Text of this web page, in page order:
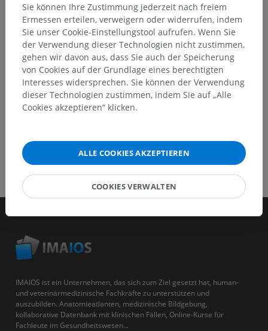
Ein Problem melden
HOLE SIE SICH DIE APP
IMAIOS ist ein Unternehmen, das sich zum Ziel gesetzt hat, human-
und veterinärmedizinische Fachkräfte zu unterstützen und
auszubilden. Anatomieatlanten, medizinische Bildgebung,
kollaborative Datenbank mit klinischen Fällen, Online-Kurse für
Fachleute im Gesundheitswesen...
Sie können Ihre Zustimmung jederzeit nach freiem
Ermessen erteilen, verweigern oder widerrufen, indem
Sie unser Cookie-Einstellungstool aufrufen. Wenn Sie
der Verwendung dieser Technologien nicht zustimmen,
gehen wir davon aus, dass Sie auch der Speicherung
von Cookies auf der Grundlage eines berechtigten
Interesses widersprechen. Sie können der Verwendung
dieser Technologien zustimmen, indem Sie auf „Alle
Cookies akzeptieren“ klicken.
ALLE COOKIES AKZEPTIEREN
COOKIES VERWALTEN